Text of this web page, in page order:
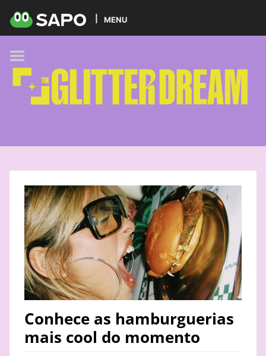
MENU
Conhece as hamburguerias
mais cool do momento
HOME
PODCAST
GLITTER BRANDS
KIDS
TREND
BEAUTY
PETS
MUSIC
STAY
BUSINESS
ABOUT